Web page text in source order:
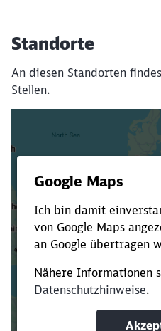
Standorte
An diesen Standorten
Stellen.
Verkürze die
oder Filter